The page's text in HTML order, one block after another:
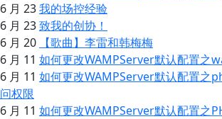
6 月 23我的场控经验
6 月 23致我的创协！
6 月 20
【歌曲】李雷和韩梅梅
6 月 11 如何更改WAMPServer默认配置之
6 月 11 如何更改WAMPServer默认配置之
问权限
6 月 11 如何更改WAMPServer默认配置之